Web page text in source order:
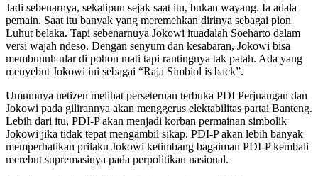
Jadi sebenarnya, sekalipun sejak saat itu, bukan wayang. Ia adala
pemain. Saat itu banyak yang meremehkan dirinya sebagai pion
Luhut belaka. Tapi sebenarnuya Jokowi ituadalah Soeharto dalam
versi wajah ndeso. Dengan senyum dan kesabaran, Jokowi bisa
membunuh ular di pohon mati tapi rantingnya tak patah. Ada yang
menyebut Jokowi ini sebagai “Raja Simbiol is back”.
Umumnya netizen melihat perseteruan terbuka PDI Perjuangan dan
Jokowi pada gilirannya akan menggerus elektabilitas partai Banteng.
Lebih dari itu, PDI-P akan menjadi korban permainan simbolik
Jokowi jika tidak tepat mengambil sikap. PDI-P akan lebih banyak
memperhatikan prilaku Jokowi ketimbang bagaiman PDI-P kembali
merebut supremasinya pada perpolitikan nasional.